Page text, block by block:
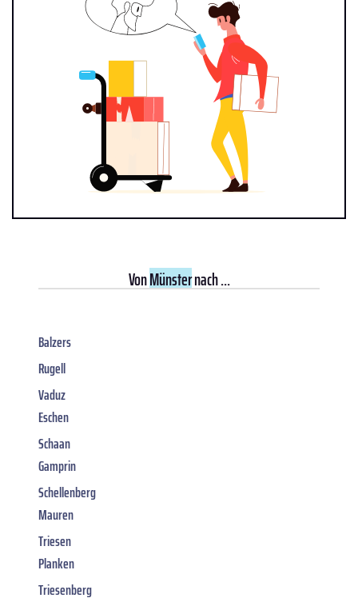
VonMünsternach ...
Balzers
Rugell
Vaduz
Eschen
Schaan
Gamprin
Schellenberg
Mauren
Triesen
Planken
Triesenberg